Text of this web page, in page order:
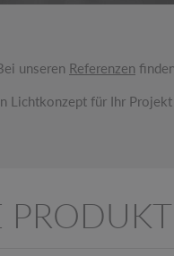
unseren Referenzen
Lichtkonzept für Ihr